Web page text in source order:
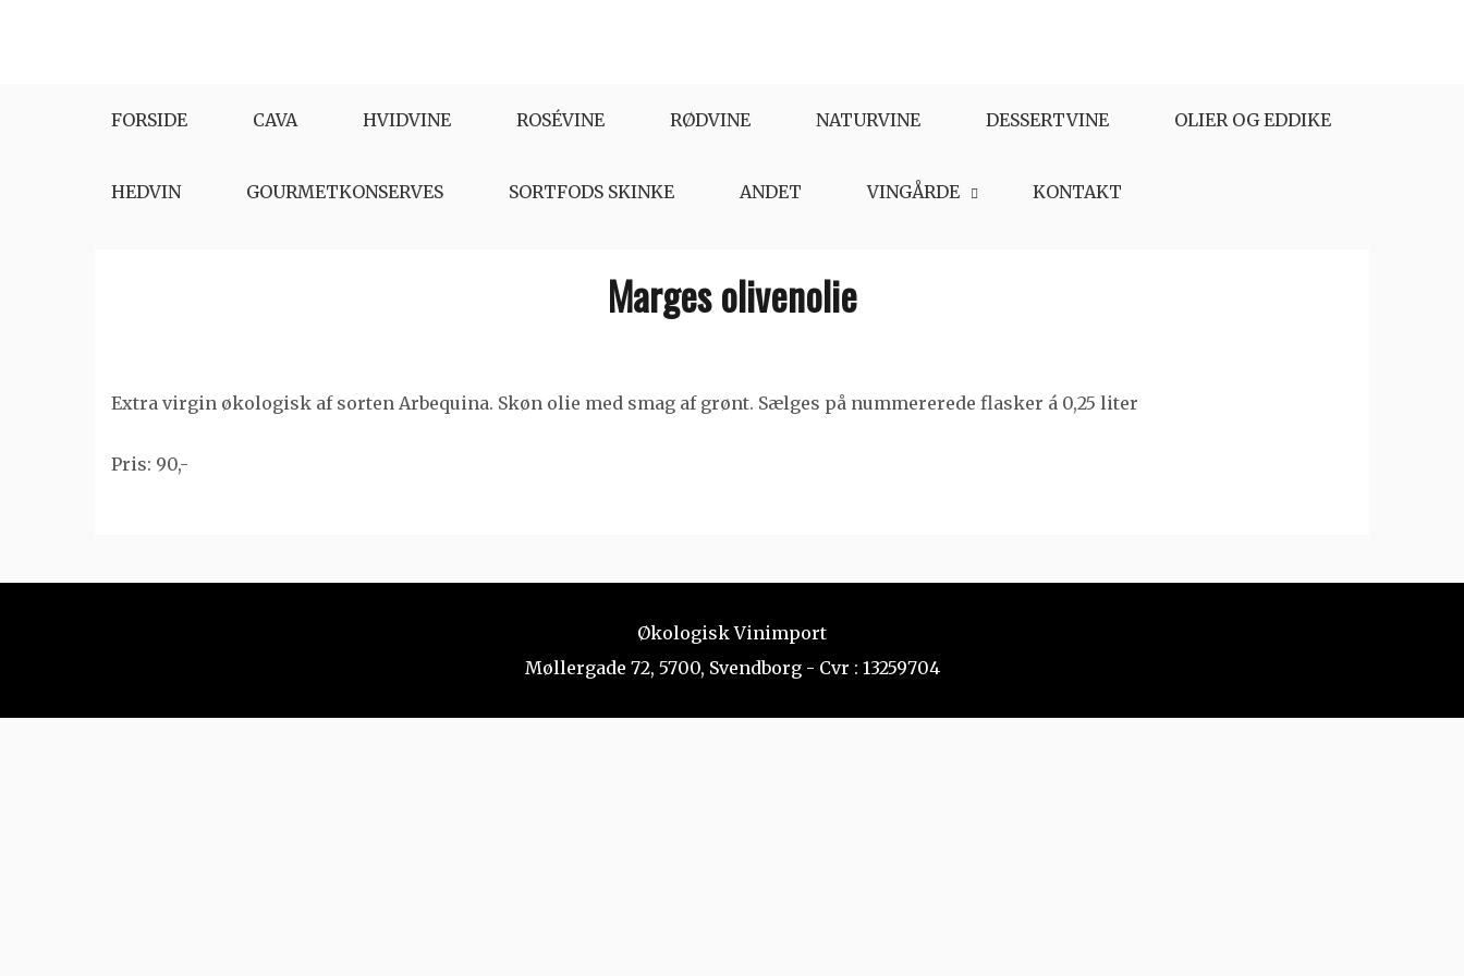
FORSIDE
CAVA HVIDVINE ROSÉVINE RØDVINE NATURVINE DESSERTVINE OLIER OG EDDIKE
HEDVIN GOURMETKONSERVES SORTFODS SKINKE ANDET VINGÅRDE KONTAKT
Marges olivenolie
Extra virgin økologisk af sorten Arbequina. Skøn olie med smag af grønt. Sælges på nummererede flasker á 0,25 liter
Pris: 90,-
Økologisk Vinimport
Møllergade 72, 5700, Svendborg - Cvr : 13259704